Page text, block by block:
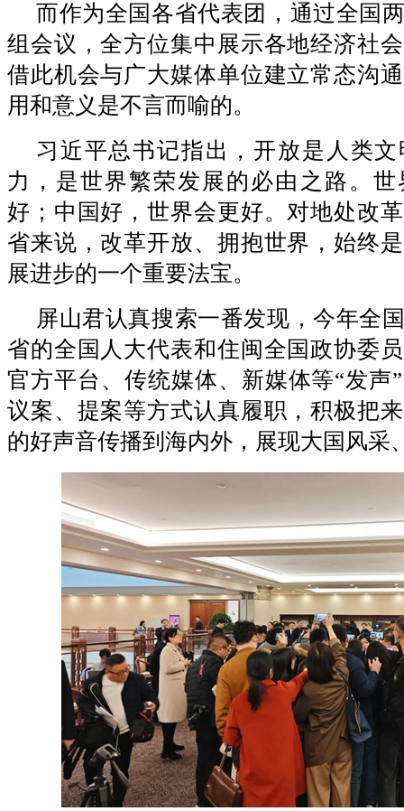
而作为全国各省代表团，通过全国
组会议，全方位集中展示各地经济社
借此机会与广大媒体单位建立常态沟
用和意义是不言而喻的。
习近平总书记指出，开放是人类
力，是世界繁荣发展的必由之路。
好；中国好，世界会更好。对地处改
省来说，改革开放、拥抱世界，始终
展进步的一个重要法宝。
屏山君认真搜索一番发现，今年全
省的全国人大代表和住闽全国政协委
官方平台、传统媒体、新媒体等“发声
议案、提案等方式认真履职，积极把
的好声音传播到海内外，展现大国风采